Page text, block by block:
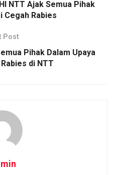
NTT Ajak Semua Pihak
Cegah Rabies
Post
Pihak Dalam Upaya
di NTT